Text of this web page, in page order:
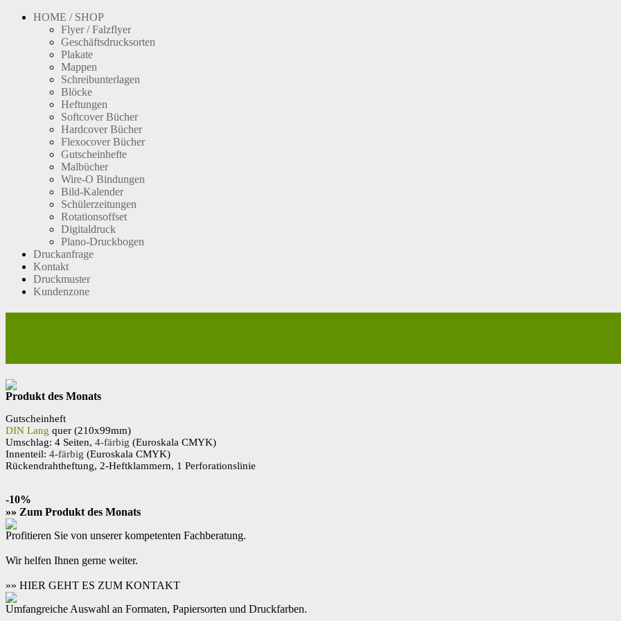
HOME / SHOP
Flyer / Falzflyer
Geschäftsdrucksorten
Plakate
Mappen
Schreibunterlagen
Blöcke
Heftungen
Softcover Bücher
Hardcover Bücher
Flexocover Bücher
Gutscheinhefte
Malbücher
Wire-O Bindungen
Bild-Kalender
Schülerzeitungen
Rotationsoffset
Digitaldruck
Plano-Druckbogen
Druckanfrage
Kontakt
Druckmuster
Kundenzone
Produkt des Monats
Gutscheinheft
DIN Lang quer (210x99mm)
Umschlag: 4 Seiten, 4-färbig (Euroskala CMYK)
Innenteil: 4-färbig (Euroskala CMYK)
Rückendrahtheftung, 2-Heftklammern, 1 Perforationslinie
-10%
»» Zum Produkt des Monats
Profitieren Sie von unserer kompetenten Fachberatung.
Wir helfen Ihnen gerne weiter.
»» HIER GEHT ES ZUM KONTAKT
Umfangreiche Auswahl an Formaten, Papiersorten und Druckfarben.